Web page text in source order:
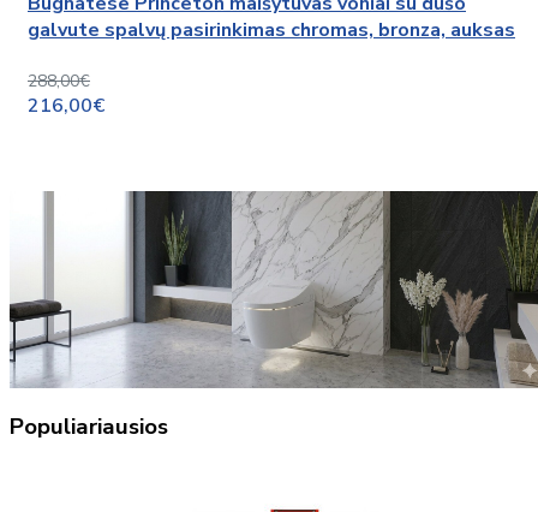
galvute spalvų pasirinkimas chromas, bronza, auksas
288,00€
216,00€
Populiariausios